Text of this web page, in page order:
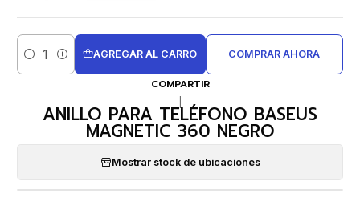
Cantidad
AGREGAR AL CARRO COMPRAR AHORA
COMPARTIR
ANILLO PARA TELÉFONO BASEUS
MAGNETIC 360 NEGRO
Mostrar stock de ubicaciones